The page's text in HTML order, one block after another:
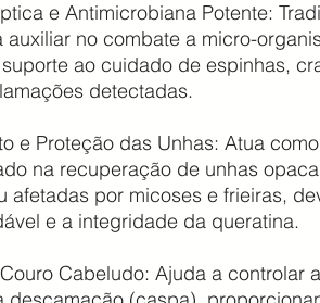
e Antimicrobiana Potente:
auxiliar no combate a micro-
ao cuidado de espinhas,
detectadas.
e Proteção das Unhas: Atua
na recuperação de unhas
afetadas por micoses e frieiras,
e a integridade da queratina.
Cabeludo: Ajuda a controlar